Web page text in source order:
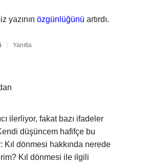
yazının özgünlüğünü artırdı.
Yanıtla
ilerliyor, fakat bazı ifadeler
düşüncem hafifçe bu
Kıl dönmesi hakkında nerede
Kıl dönmesi ile ilgili